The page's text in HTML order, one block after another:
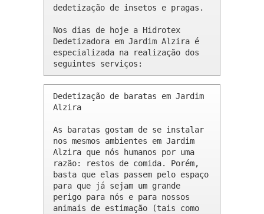
dedetização de insetos e pragas.
Nos dias de hoje a Hidrotex
Dedetizadora em Jardim Alzira é
especializada na realização dos
seguintes serviços:
Dedetização de baratas em Jardim
Alzira
As baratas gostam de se instalar
nos mesmos ambientes em Jardim
Alzira que nós humanos por uma
razão: restos de comida. Porém,
basta que elas passem pelo espaço
para que já sejam um grande
perigo para nós e para nossos
animais de estimação (tais como